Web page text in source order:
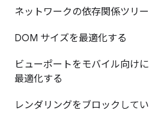
ネットワークの依存関係ツリー
DOM サイズを最適化する
ビューポートをモバイル向けに
最適化する
レンダリングをブロックしてい